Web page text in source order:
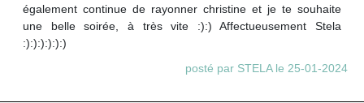
également continue de rayonner christine et je te souhaite
une belle soirée, à très vite :):) Affectueusement Stela
:):):):):):)
posté par STELA le 25-01-2024